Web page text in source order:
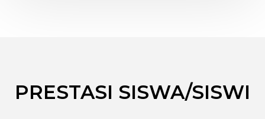
PRESTASI SISWA/SISWI